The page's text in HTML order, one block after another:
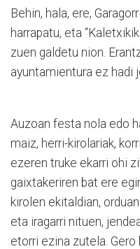
Behin, hala, ere,
harrapatu, eta
zuen galdetu nion.
ayuntamientura ez hadi
Auzoan festa nola edo
maiz, herri-kirolariak,
ezeren truke ekarri ohi
gaixtakeriren bat ere
kirolen ekitaldian,
eta iragarri nituen,
etorri ezina zutela. Gero